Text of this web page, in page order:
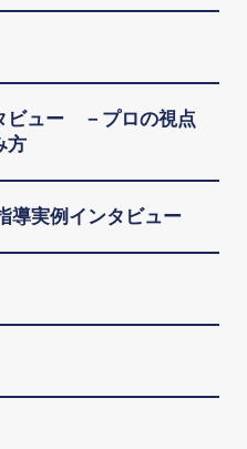
ビュー －プロの視点
方
導実例インタビュー